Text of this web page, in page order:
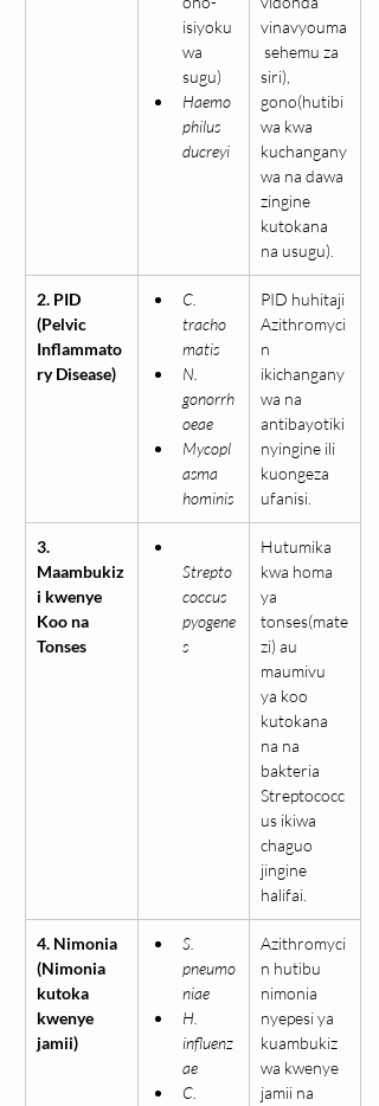
isiyoku
wa
sugu)
Haemo
philus
ducreyi
vinavyouma
sehemu za
siri),
gono(hutibi
wa kwa
kuchangany
wa na dawa
zingine
kutokana
na usugu).
2. PID
(Pelvic
Inflammato
ry Disease)
C.
tracho
matis
N.
gonorrh
oeae
Mycopl
asma
hominis
PID huhitaji
Azithromyci
n
ikichangany
wa na
antibayotiki
nyingine ili
kuongeza
ufanisi.
3.
Maambukiz
i kwenye
Koo na
Tonses
Strepto
coccus
pyogene
s
Hutumika
kwa homa
ya
tonses(mate
zi) au
maumivu
ya koo
kutokana
na na
bakteria
Streptococc
us ikiwa
chaguo
jingine
halifai.
4. Nimonia
(Nimonia
kutoka
kwenye
jamii)
S.
pneumo
niae
H.
influenz
ae
C.
Azithromyci
n hutibu
nimonia
nyepesi ya
kuambukiz
wa kwenye
jamii na